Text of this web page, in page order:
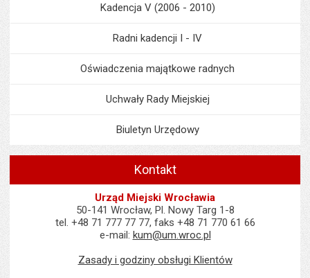
Kadencja V (2006 - 2010)
Radni kadencji I - IV
Oświadczenia majątkowe radnych
Uchwały Rady Miejskiej
Biuletyn Urzędowy
Kontakt
Urząd Miejski Wrocławia
50-141 Wrocław, Pl. Nowy Targ 1-8
tel. +48 71 777 77 77, faks +48 71 770 61 66
e-mail: kum@um.wroc.pl
Zasady i godziny obsługi Klientów